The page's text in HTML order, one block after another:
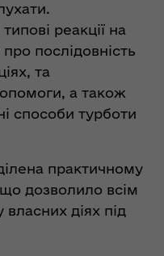
реакції на
послідовність
та
а також
способи турботи
практичному
дозволило всім
власних діях під